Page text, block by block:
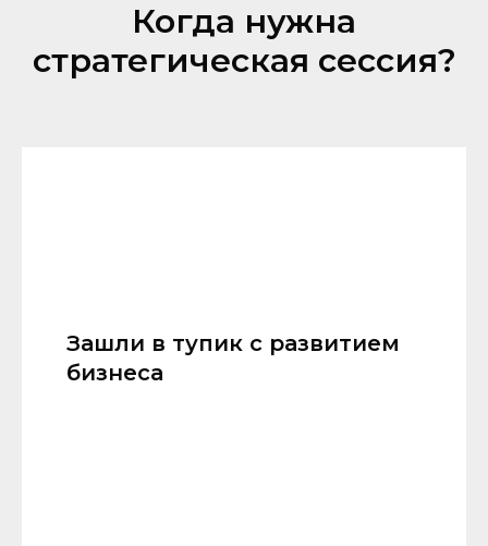
Когда нужна
стратегическая сессия?
Зашли в тупик с развитием
бизнеса